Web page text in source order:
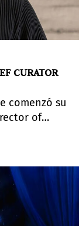
CURATOR
comenzó su
of